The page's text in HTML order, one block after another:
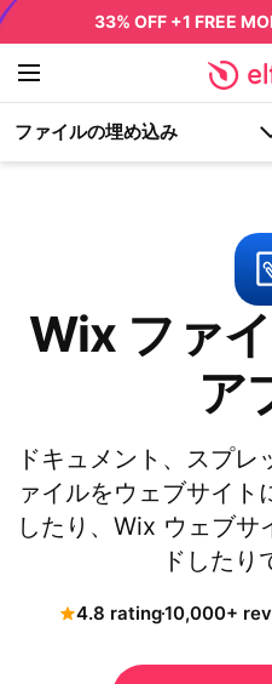
33% OFF +1 FREE
ファイルの埋め込み
Wix ファ
ア
ドキュメント、スプ
ァイルをウェブサイト
したり、Wix ウェブサ
ドしたり
4.8 rating10,000+